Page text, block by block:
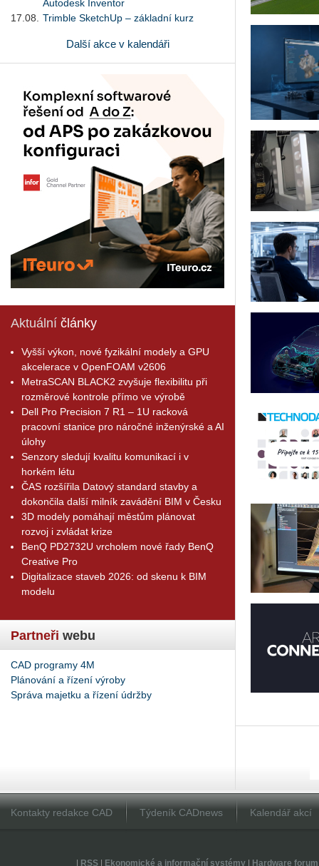
Autodesk Inventor
17.08.
Trimble SketchUp – základní kurz
Další akce v kalendáři
Aktuální články
Vyšší výkon, nové fyzikální modely a GPU
akcelerace v OpenFOAM v2606
MetraSCAN BLACK2 zvyšuje flexibilitu při
rozměrové kontrole přímo ve výrobě
Dell Pro Precision 7 R1 – 1U racková
pracovní stanice pro náročné inženýrské a AI
úlohy
Senzory sledují kvalitu komunikací i v
horkém létu
ČAS rozšířila Datový standard stavby a
dokončila další milník zavádění BIM v Česku
3D modely pomáhají městům plánovat
rozvoj i zvládat krize
BenQ PD2732U vrcholem nové řady BenQ
Creative Pro
Digitalizace staveb 2026: od skenu k BIM
modelu
Partneři webu
CAD programy 4M
Plánování a řízení výroby
Správa majetku a řízení údržby
Kontakty redakce CAD Týdeník CADnews Kalendář akcí
RSS| Ekonomické a informační systémy| Hardware forum